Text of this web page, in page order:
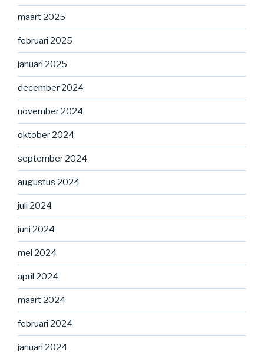
maart 2025
februari 2025
januari 2025
december 2024
november 2024
oktober 2024
september 2024
augustus 2024
juli 2024
juni 2024
mei 2024
april 2024
maart 2024
februari 2024
januari 2024